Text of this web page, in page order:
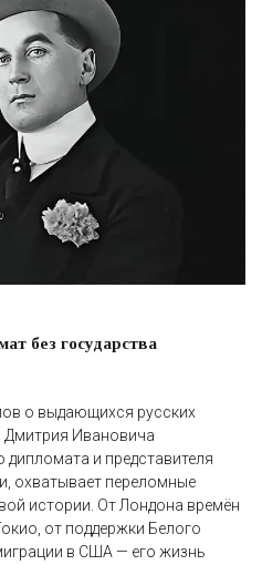
без государства
о выдающихся русских
Ивановича
и представителя
охватывает переломные
истории. От Лондона времён
от поддержки Белого
в США — его жизнь